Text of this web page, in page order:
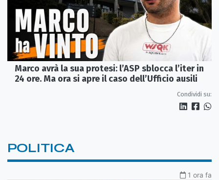
Marco avrà la sua protesi: l’ASP sblocca l’iter in
24 ore. Ma ora si apre il caso dell’Ufficio ausili
Condividi su:
POLITICA
1 ora fa